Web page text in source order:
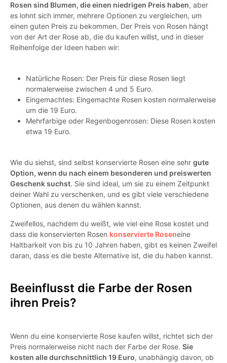
Rosen sind Blumen, die einen niedrigen Preis haben, aber
es lohnt sich immer, mehrere Optionen zu vergleichen, um
einen guten Preis zu bekommen. Der Preis von Rosen hängt
von der Art der Rose ab, die du kaufen willst, und in dieser
Reihenfolge der Ideen haben wir:
Natürliche Rosen: Der Preis für diese Rosen liegt
normalerweise zwischen 4 und 5 Euro.
Eingemachtes: Eingemachte Rosen kosten normalerweise
um die 19 Euro.
Mehrfarbige oder Regenbogenrosen: Diese Rosen kosten
etwa 19 Euro.
Wie du siehst, sind selbst konservierte Rosen eine sehr gute
Option, wenn du nach einem besonderen und preiswerten
Geschenk suchst. Sie sind ideal, um sie zu einem Zeitpunkt
deiner Wahl zu verschenken, und es gibt viele verschiedene
Optionen, aus denen du wählen kannst.
Zweifellos, nachdem du weißt, wie viel eine Rose kostet und
dass die konservierten Rosen konservierte Roseneine
Haltbarkeit von bis zu 10 Jahren haben, gibt es keinen Zweifel
daran, dass es die beste Alternative ist, die du haben kannst.
Beeinflusst die Farbe der Rosen
ihren Preis?
Wenn du eine konservierte Rose kaufen willst, richtet sich der
Preis normalerweise nicht nach der Farbe der Rose. Sie
kosten alle durchschnittlich 19 Euro, unabhängig davon, ob